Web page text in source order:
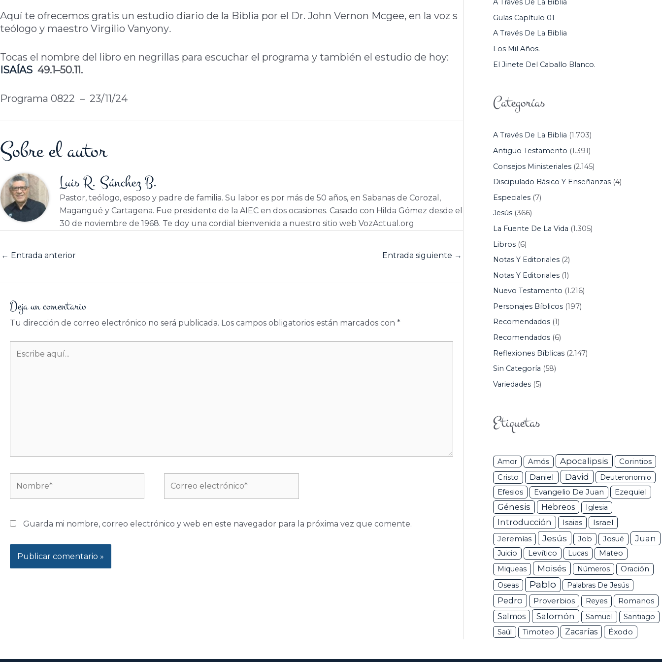
Aquí te ofrecemos gratis un estudio diario de la Biblia por el Dr. John Vernon Mcgee, en la voz s
teólogo y maestro Virgilio Vanyony.
Tocas el nombre del libro en negrillas para escuchar el programa y también el estudio de hoy:
ISAÍAS 49.1–50.11.
Programa 0822 – 23/11/24
Sobre el autor
Luis R. Sánchez B.
Pastor, teólogo, esposo y padre de familia. Su labor es por más de 50 años, en Sabanas de Corozal,
Magangué y Cartagena. Fue presidente de la AIEC en dos ocasiones. Casado con Hilda Gómez desde el
30 de noviembre de 1968. Te doy una cordial bienvenida a nuestro sitio web VozActual.org
← Entrada anterior Entrada siguiente →
Deja un comentario
Tu dirección de correo electrónico no será publicada. Los campos obligatorios están marcados con *
aquí...
electrónico*
Guarda mi nombre, correo electrónico y web en este navegador para la próxima vez que comente.
R
:
A Través De La Biblia
Guías Capítulo 01
A Través De La Biblia
Los Mil Años.
El Jinete Del Caballo Blanco.
Categorías
A Través De La Biblia (1.703)
Antiguo Testamento (1.391)
Consejos Ministeriales(2.145)
Discipulado Básico Y Enseñanzas(4)
Especiales(7)
Jesús(366)
La Fuente De La Vida (1.305)
Libros(6)
Notas Y Editoriales(2)
Notas Y Editoriales(1)
Nuevo Testamento (1.216)
Personajes Bíblicos(197)
Recomendados(1)
Recomendados(6)
Reflexiones Bíblicas(2.147)
Sin Categoría (58)
Variedades(5)
Etiquetas
Amor Amós Apocalipsis Corintios
Cristo Daniel David Deuteronomio
Efesios Evangelio De Juan Ezequiel
Génesis Hebreos Iglesia
Introducción Isaias Israel
Jeremías Jesús Job Josué Juan
Juicio Levítico Lucas
Mateo
Miqueas
Moisés Números
Oración
Oseas
Pablo Palabras De Jesús
Pedro Proverbios Reyes
Romanos
Salmos
Salomón Samuel
Santiago
Saúl
Timoteo Zacarías Éxodo